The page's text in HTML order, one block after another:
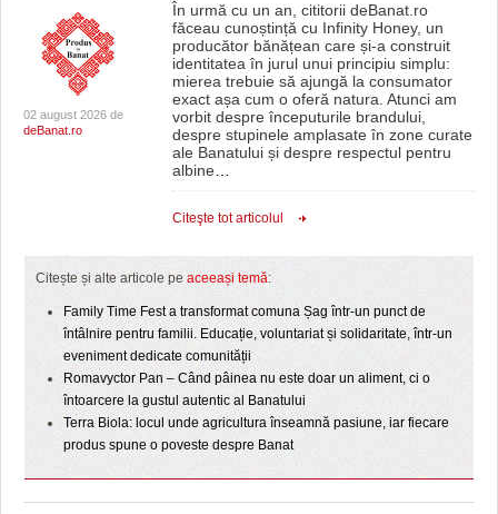
02 august 2026 de
deBanat.ro
În urmă cu un an, cititorii deBanat.ro
făceau cunoștință cu Infinity Honey, un
producător bănățean care și-a construit
identitatea în jurul unui principiu simplu:
mierea trebuie să ajungă la consumator
exact așa cum o oferă natura. Atunci am
vorbit despre începuturile brandului,
despre stupinele amplasate în zone curate
ale Banatului și despre respectul pentru
albine…
Citeşte tot articolul
Citește și alte articole pe aceeași temă:
Family Time Fest a transformat comuna Șag într-un punct de
întâlnire pentru familii. Educație, voluntariat și solidaritate, într-un
eveniment dedicate comunității
Romavyctor Pan – Când pâinea nu este doar un aliment, ci o
întoarcere la gustul autentic al Banatului
Terra Biola: locul unde agricultura înseamnă pasiune, iar fiecare
produs spune o poveste despre Banat